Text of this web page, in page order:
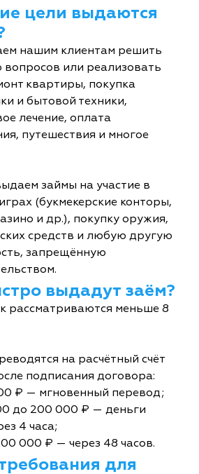
цели выдаются
нашим клиентам решить
вопросов или реализовать
квартиры, покупка
и бытовой техники,
лечение, оплата
путешествия и многое
займы на участие в
(букмекерские конторы,
и др.), покупку оружия,
средств и любую другую
запрещённую
выдадут заём?
рассматриваются меньше 8
на расчётный счёт
подписания договора:
₽ — мгновенный перевод;
до 200 000 ₽ — деньги
4 часа;
000 ₽ — через 48 часов.
для